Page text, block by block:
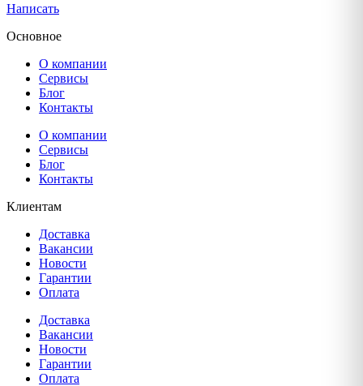
Написать
Основное
О компании
Сервисы
Блог
Контакты
О компании
Сервисы
Блог
Контакты
Клиентам
Доставка
Вакансии
Новости
Гарантии
Оплата
Доставка
Вакансии
Новости
Гарантии
Оплата